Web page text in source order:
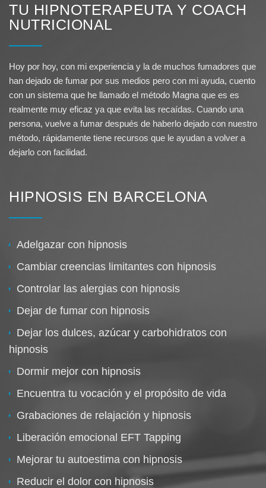
TU HIPNOTERAPEUTA Y COACH
NUTRICIONAL
Hoy por hoy, con mi experiencia y la de muchos fumadores que
han dejado de fumar por sus medios pero con mi ayuda, cuento
con un sistema que he llamado el método Magna que es es
realmente muy eficaz ya que evita las recaídas. Cuando una
persona, vuelve a fumar después de haberlo dejado con nuestro
método, rápidamente tiene recursos que le ayudan a volver a
dejarlo con facilidad.
HIPNOSIS EN BARCELONA
Adelgazar con hipnosis
Cambiar creencias limitantes con hipnosis
Controlar las alergias con hipnosis
Dejar de fumar con hipnosis
Dejar los dulces, azúcar y carbohidratos con
hipnosis
Dormir mejor con hipnosis
Encuentra tu vocación y el propósito de vida
Grabaciones de relajación y hipnosis
Liberación emocional EFT Tapping
Mejorar tu autoestima con hipnosis
Reducir el dolor con hipnosis